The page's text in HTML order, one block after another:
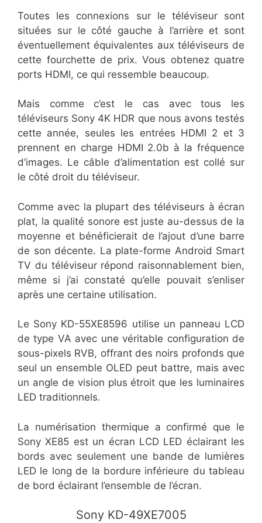
Toutes les connexions sur le téléviseur sont
situées sur le côté gauche à l’arrière et sont
éventuellement équivalentes aux téléviseurs de
cette fourchette de prix. Vous obtenez quatre
ports HDMI, ce qui ressemble beaucoup.
Mais comme c’est le cas avec tous les
téléviseurs Sony 4K HDR que nous avons testés
cette année, seules les entrées HDMI 2 et 3
prennent en charge HDMI 2.0b à la fréquence
d’images. Le câble d’alimentation est collé sur
le côté droit du téléviseur.
Comme avec la plupart des téléviseurs à écran
plat, la qualité sonore est juste au-dessus de la
moyenne et bénéficierait de l’ajout d’une barre
de son décente. La plate-forme Android Smart
TV du téléviseur répond raisonnablement bien,
même si j’ai constaté qu’elle pouvait s’enliser
après une certaine utilisation.
Le Sony KD-55XE8596 utilise un panneau LCD
de type VA avec une véritable configuration de
sous-pixels RVB, offrant des noirs profonds que
seul un ensemble OLED peut battre, mais avec
un angle de vision plus étroit que les luminaires
LED traditionnels.
La numérisation thermique a confirmé que le
Sony XE85 est un écran LCD LED éclairant les
bords avec seulement une bande de lumières
LED le long de la bordure inférieure du tableau
de bord éclairant l’ensemble de l’écran.
Sony KD-49XE7005